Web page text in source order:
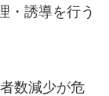
・誘導を行う
数減少が危